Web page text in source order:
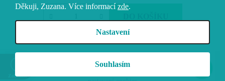
Děkuji, Zuzana. Více informací zde.
Nastavení
Souhlasím
5
hvězdiček.
Z
Vytvořil Shoptet
Zobrazit